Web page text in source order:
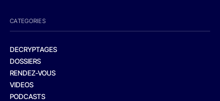
CATEGORIES
DECRYPTAGES
DOSSIERS
RENDEZ-VOUS
VIDEOS
PODCASTS